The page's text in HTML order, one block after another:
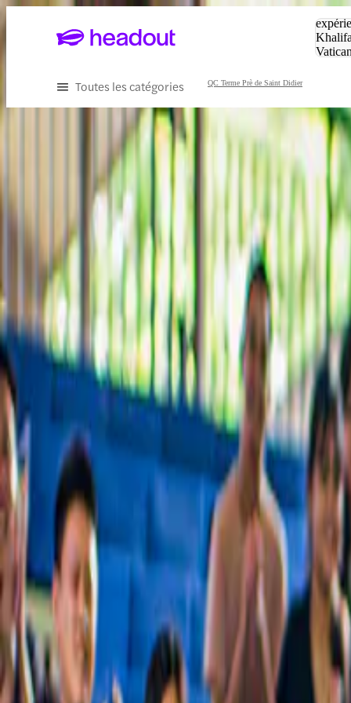
Tapez
Khalifa
Vatican
Toutes les catégories QC Terme Prè de Saint Didier
Meilleures offres pour les
Découvrez notre sélection de visites les mieux notées et d'activités à
Plus de 54 millions de voyageurs conquis dans le monde
Découvrez pourquoi les voyageurs nous font confiance
Meilleures expériences à Aoste